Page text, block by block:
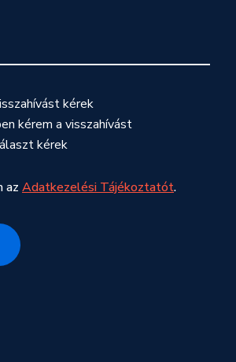
kérek
kérem a visszahívást
kérek
az Adatkezelési Tájékoztatót.